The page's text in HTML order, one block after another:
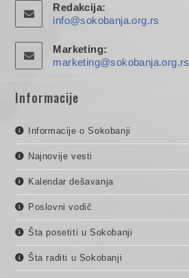
Redakcija:
info@sokobanja.org.rs
Marketing:
marketing@sokobanja.org.rs
Informacije
Informacije o Sokobanji
Najnovije vesti
Kalendar dešavanja
Poslovni vodič
Šta posetiti u Sokobanji
Šta raditi u Sokobanji